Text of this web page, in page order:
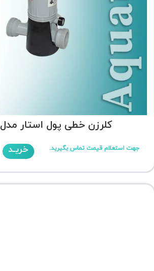
کلرزن خطی پول استار مدل PCF01
جهت استعلام قیمت تماس بگیرید. خریـد